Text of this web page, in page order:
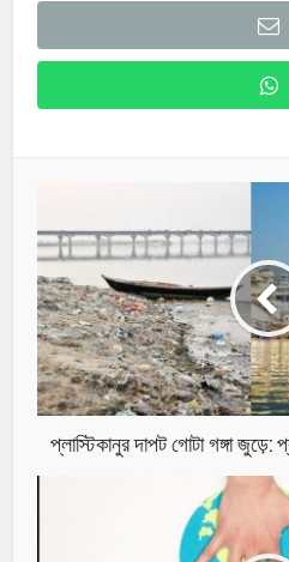
প্লাস্টিকানুর দাপট গোটা গঙ্গা জুড়ে: